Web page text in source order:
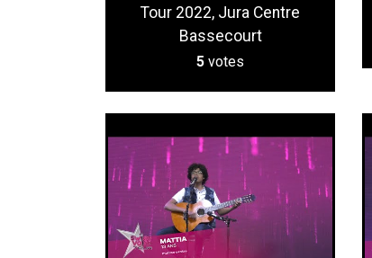
Tour 2022, Jura Centre
Bassecourt
5 votes